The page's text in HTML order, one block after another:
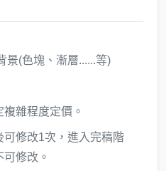
景(色塊、漸層......等)
雜程度定價。
修改1次，進入完稿階
修改。